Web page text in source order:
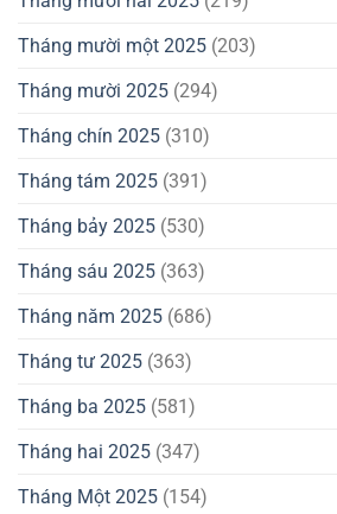
Tháng mười một 2025 (203)
Tháng mười 2025 (294)
Tháng chín 2025 (310)
Tháng tám 2025 (391)
Tháng bảy 2025 (530)
Tháng sáu 2025 (363)
Tháng năm 2025 (686)
Tháng tư 2025 (363)
Tháng ba 2025 (581)
Tháng hai 2025 (347)
Tháng Một 2025 (154)